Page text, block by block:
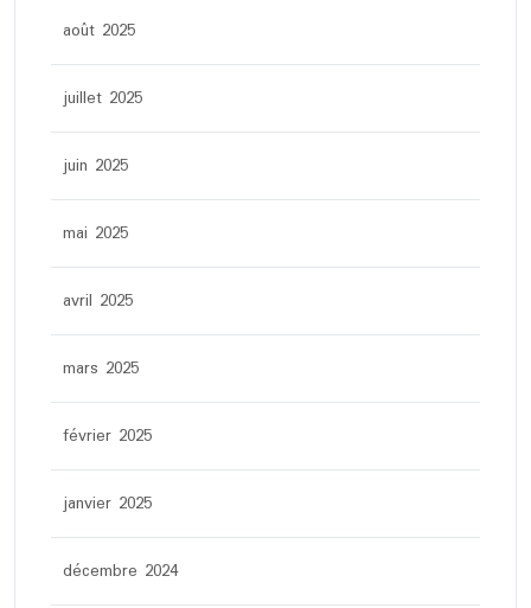
août 2025
juillet 2025
juin 2025
mai 2025
avril 2025
mars 2025
février 2025
janvier 2025
décembre 2024